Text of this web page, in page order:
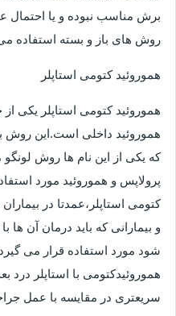
برش مناسب نبوده و یا احتمال
روش های باز و بسته استفاده
هموروئید کتومی استاپلر
هموروئید کتومی استاپلر یکی
هموروئید داخلی است.این روش
که یکی از این نام ها روش
پرولاپس و هموروئید مورد
و بیمارانی که باید درمان آن
شود مورد استفاده قرار می
هموروئیدکتومی با استاپلر درد
سریعتری در مقایسه با عمل